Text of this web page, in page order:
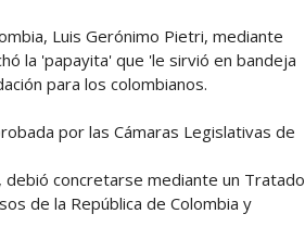
Luis Gerónimo Pietri, mediante
la 'papayita' que 'le sirvió en bandeja
para los colombianos.
por las Cámaras Legislativas de
concretarse mediante un Tratado
de la República de Colombia y